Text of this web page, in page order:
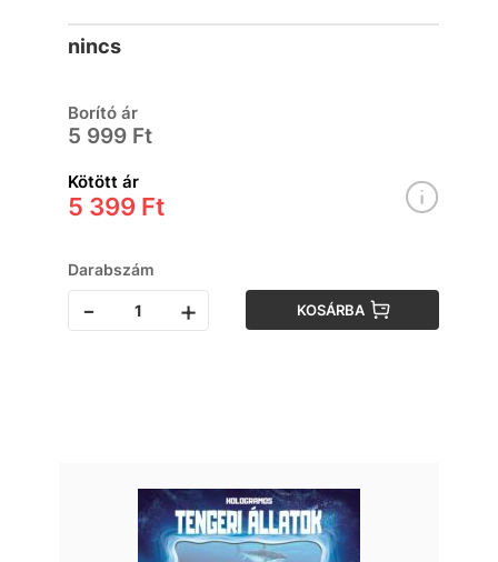
nincs
Borító ár
5 999 Ft
Kötött ár
5 399 Ft
Darabszám
- + KOSÁRBA